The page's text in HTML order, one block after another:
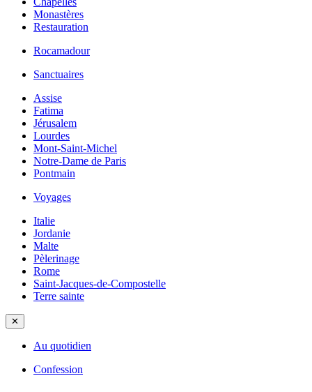
Monastères
Restauration
Rocamadour
Sanctuaires
Assise
Fatima
Jérusalem
Lourdes
Mont-Saint-Michel
Notre-Dame de Paris
Pontmain
Voyages
Italie
Jordanie
Malte
Pèlerinage
Rome
Saint-Jacques-de-Compostelle
Terre sainte
✕
Au quotidien
Confession